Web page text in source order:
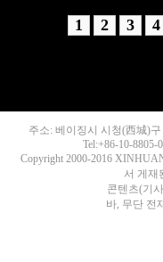
1 2 3 4
주소: 베이징시 시청(西城)
Tel:+86-10-8805-
Copyright 2000-2016
서 게재
콘텐츠(기
바, 무단 전